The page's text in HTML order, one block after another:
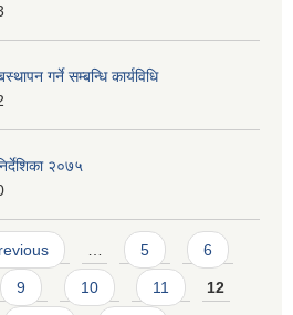
गर्ने सम्बन्धि कार्यविधि
२०७५
… 5 6
9 10 11 12